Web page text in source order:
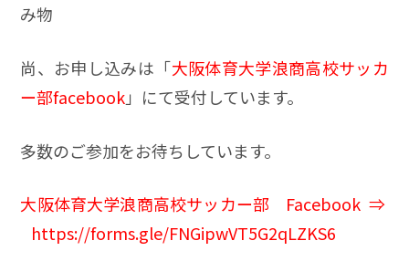
み物
尚、お申し込みは「大阪体育大学浪商高校サッカ
ー部facebook」にて受付しています。
多数のご参加をお待ちしています。
大阪体育大学浪商高校サッカー部 Facebook ⇒
https://forms.gle/FNGipwVT5G2qLZKS6